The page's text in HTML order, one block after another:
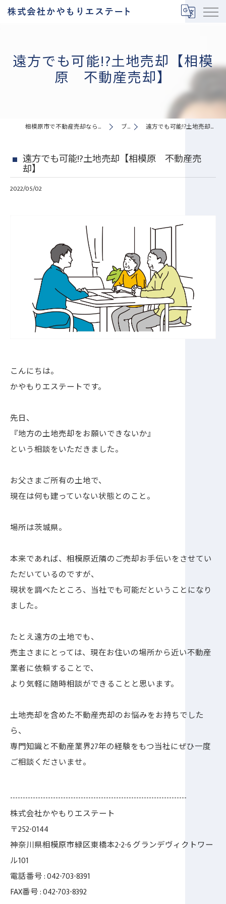
遠方でも可能!?土地売却【相模
原 不動産売却】
相模原市で不動産売却なら株式会社かやもりエステート ブログ 遠方でも可能!?土地売却【相模原 不動産売却】
遠方でも可能!?土地売却【相模原 不動産売
却】
2022/05/02
こんにちは。
かやもりエステートです。
先日、
『地方の土地売却をお願いできないか』
という相談をいただきました。
お父さまご所有の土地で、
現在は何も建っていない状態とのこと。
場所は茨城県。
本来であれば、相模原近隣のご売却お手伝いをさせてい
ただいているのですが、
現状を調べたところ、当社でも可能だということになり
ました。
たとえ遠方の土地でも、
売主さまにとっては、現在お住いの場所から近い不動産
業者に依頼することで、
より気軽に随時相談ができることと思います。
土地売却を含めた不動産売却のお悩みをお持ちでした
ら、
専門知識と不動産業界27年の経験をもつ当社にぜひ一度
ご相談くださいませ。
----------------------------------------------------------------------
株式会社かやもりエステート
〒252-0144
神奈川県相模原市緑区東橋本2-2-6 グランデヴィクトワー
ル101
電話番号 : 042-703-8391
FAX番号 : 042-703-8392